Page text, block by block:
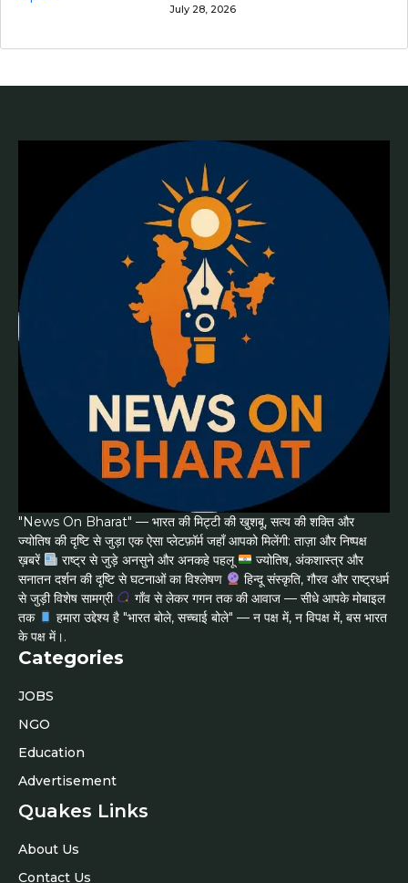
July 28, 2026
"News On Bharat" — भारत की मिट्टी की खुशबू, सत्य की शक्ति और
ज्योतिष की दृष्टि से जुड़ा एक ऐसा प्लेटफ़ॉर्म जहाँ आपको मिलेंगी: ताज़ा और निष्पक्ष
ख़बरें
राष्ट्र से जुड़े अनसुने और अनकहे पहलू
ज्योतिष, अंकशास्त्र और
सनातन दर्शन की दृष्टि से घटनाओं का विश्लेषण
हिन्दू संस्कृति, गौरव और राष्ट्रधर्म
से जुड़ी विशेष सामग्री
गाँव से लेकर गगन तक की आवाज — सीधे आपके मोबाइल
तक
हमारा उद्देश्य है "भारत बोले, सच्चाई बोले" — न पक्ष में, न विपक्ष में, बस भारत
के पक्ष में।.
Categories
JOBS
NGO
Education
Advertisement
Quakes Links
About Us
Contact Us